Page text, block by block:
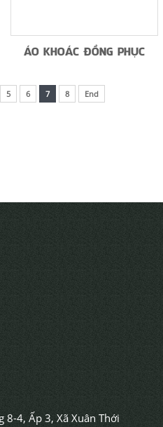
ÁO KHOÁC ĐỒNG PHỤC
5 6 7 8 End
4, Ấp 3, Xã Xuân Thới